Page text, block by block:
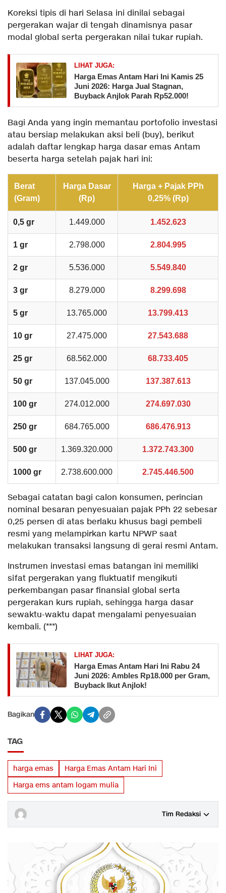
​Koreksi tipis di hari Selasa ini dinilai sebagai
pergerakan wajar di tengah dinamisnya pasar
modal global serta pergerakan nilai tukar rupiah.
LIHAT JUGA:
Harga Emas Antam Hari Ini Kamis 25
Juni 2026: Harga Jual Stagnan,
Buyback Anjlok Parah Rp52.000!
Bagi Anda yang ingin memantau portofolio investasi
atau bersiap melakukan aksi beli (buy), berikut
adalah daftar lengkap harga dasar emas Antam
beserta harga setelah pajak hari ini:
Berat
(Gram)
Harga Dasar
(Rp)
Harga + Pajak PPh
0,25% (Rp)
0,5 gr 1.449.000 1.452.623
1 gr 2.798.000 2.804.995
2 gr 5.536.000 5.549.840
3 gr 8.279.000 8.299.698
5 gr 13.765.000 13.799.413
10 gr 27.475.000 27.543.688
25 gr 68.562.000 68.733.405
50 gr 137.045.000 137.387.613
100 gr 274.012.000 274.697.030
250 gr 684.765.000 686.476.913
500 gr 1.369.320.000 1.372.743.300
1000 gr 2.738.600.000 2.745.446.500
Sebagai catatan bagi calon konsumen, perincian
nominal besaran penyesuaian pajak PPh 22 sebesar
0,25 persen di atas berlaku khusus bagi pembeli
resmi yang melampirkan kartu NPWP saat
melakukan transaksi langsung di gerai resmi Antam.
​Instrumen investasi emas batangan ini memiliki
sifat pergerakan yang fluktuatif mengikuti
perkembangan pasar finansial global serta
pergerakan kurs rupiah, sehingga harga dasar
sewaktu-waktu dapat mengalami penyesuaian
kembali. (***)
LIHAT JUGA:
Harga Emas Antam Hari Ini Rabu 24
Juni 2026: Ambles Rp18.000 per Gram,
Buyback Ikut Anjlok!
Bagikan
TAG
harga emas
Harga Emas Antam Hari Ini
Harga ems antam logam mulia
Tim Redaksi